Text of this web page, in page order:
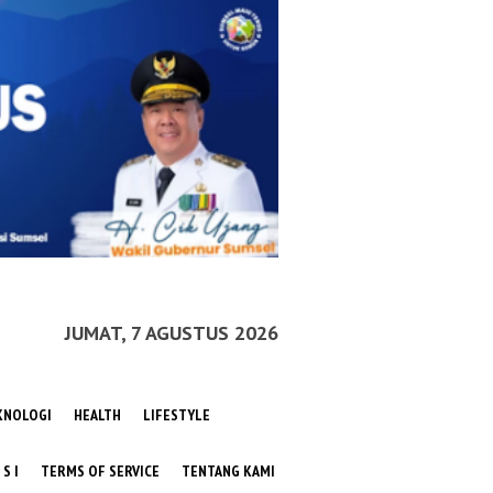
JUMAT, 7 AGUSTUS 2026
HEALTH LIFESTYLE
S I TERMS OF SERVICE TENTANG KAMI